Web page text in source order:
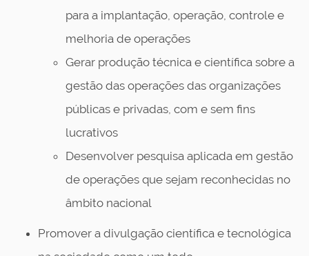
para a implantação, operação, controle e
melhoria de operações
Gerar produção técnica e científica sobre a
gestão das operações das organizações
públicas e privadas, com e sem fins
lucrativos
Desenvolver pesquisa aplicada em gestão
de operações que sejam reconhecidas no
âmbito nacional
Promover a divulgação científica e tecnológica